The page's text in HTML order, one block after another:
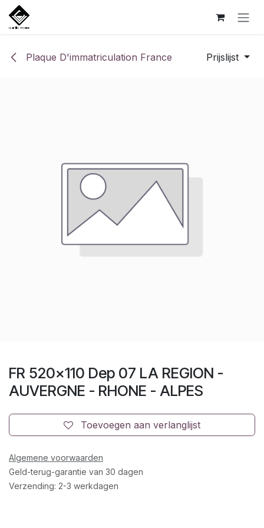
Overslaan naar inhoud
Plaque D'immatriculation France Prijslijst
FR 520x110 Dep 07 LA REGION -
AUVERGNE - RHONE - ALPES
Toevoegen aan verlanglijst
Algemene voorwaarden
Geld-terug-garantie van 30 dagen
Verzending: 2-3 werkdagen